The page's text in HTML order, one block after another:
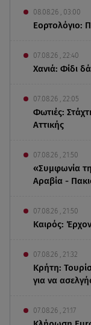
08.08.26 , 03:00
Εορτολόγιο:
07.08.26 , 22:40
Χανιά: Φίδι
07.08.26 , 22:05
Φωτιές:
Αττικής
07.08.26 , 21:50
«Συμφωνία
Αραβία -
07.08.26 , 21:50
Καιρός:
07.08.26 , 21:32
Κρήτη:
για να
07.08.26 , 21:17